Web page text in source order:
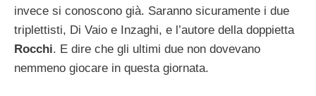
invece si conoscono già. Saranno sicuramente i due
triplettisti, Di Vaio e Inzaghi, e l’autore della doppietta
Rocchi. E dire che gli ultimi due non dovevano
nemmeno giocare in questa giornata.